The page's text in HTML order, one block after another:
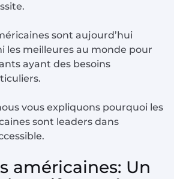
sont aujourd’hui
les meilleures au monde pour
ayant des besoins
vous expliquons pourquoi les
sont leaders dans
américaines: Un